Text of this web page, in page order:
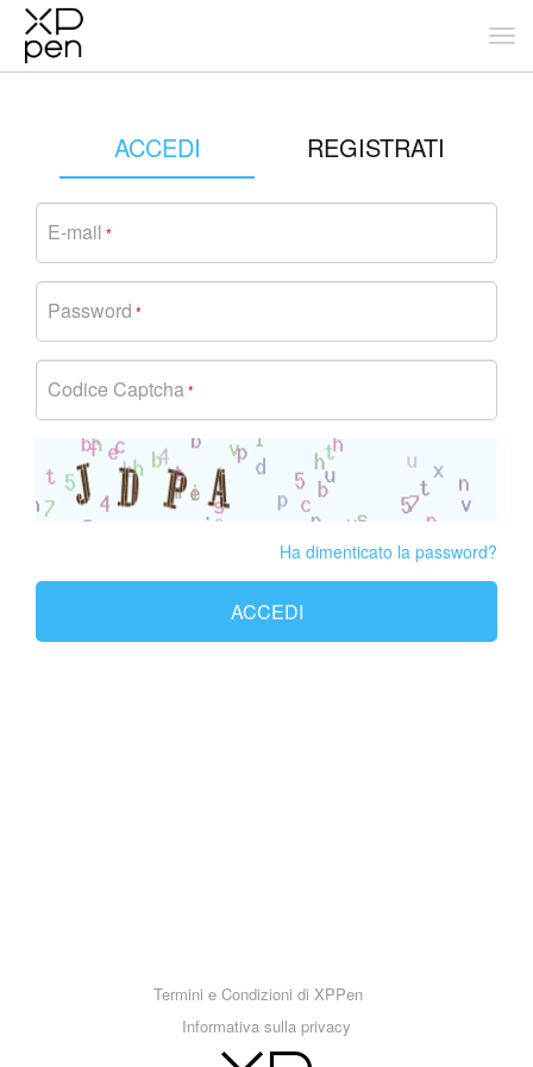
ACCEDI REGISTRATI
E-mail *
Password *
Codice Captcha*
Ha dimenticato la password?
ACCEDI
Termini e Condizioni di XPPen
Informativa sulla privacy